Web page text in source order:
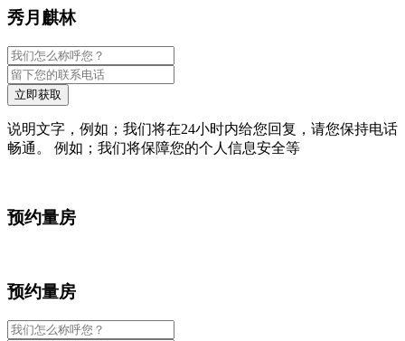
秀月麒林
立即获取
说明文字，例如；我们将在24小时内给您回复，请您保持电话
畅通。 例如；我们将保障您的个人信息安全等
预约量房
预约量房